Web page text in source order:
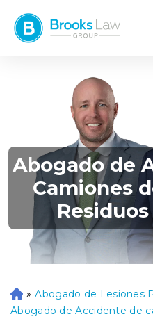
Abogado de
Camiones
Ini
ci
» Abogado de Lesiones
Abogado de Accidente de